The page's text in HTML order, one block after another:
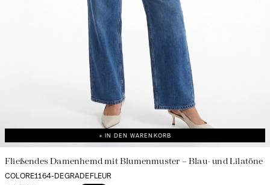
+ IN DEN WARENKORB
Fließendes Damenhemd mit Blumenmuster – Blau- und Lilatöne
COLORE1164-DEGRADEFLEUR